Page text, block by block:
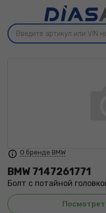
О бренде BMW
BMW 7147261771
Болт с потайной